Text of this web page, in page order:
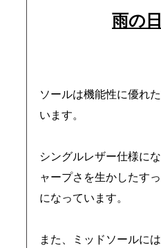
雨の
ソールは機能性に優れ
います。
シングルレザー仕様に
ャープさを生かしたす
になっています。
また、ミッドソールに